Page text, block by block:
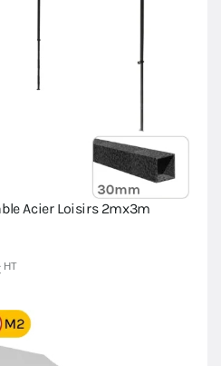
Acier Loisirs 2mx3m
HT